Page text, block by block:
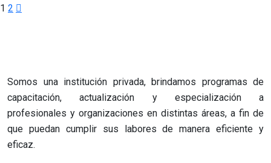
1 2
Somos una institución privada, brindamos programas de
capacitación, actualización y especialización a
profesionales y organizaciones en distintas áreas, a fin de
que puedan cumplir sus labores de manera eficiente y
eficaz.